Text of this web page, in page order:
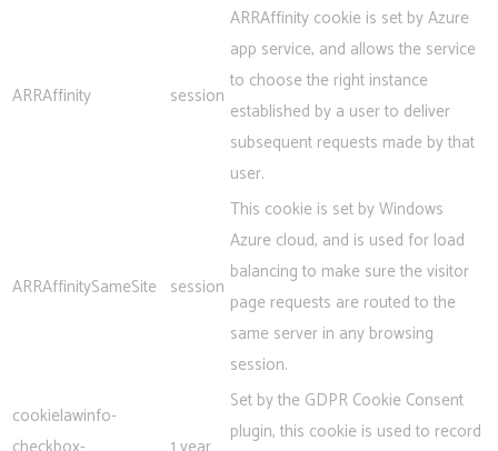
ARRAffinity session
ARRAffinity cookie is set by Azure
app service, and allows the service
to choose the right instance
established by a user to deliver
subsequent requests made by that
user.
ARRAffinitySameSite session
This cookie is set by Windows
Azure cloud, and is used for load
balancing to make sure the visitor
page requests are routed to the
same server in any browsing
session.
cookielawinfo-
Set by the GDPR Cookie Consent
plugin, this cookie is used to record